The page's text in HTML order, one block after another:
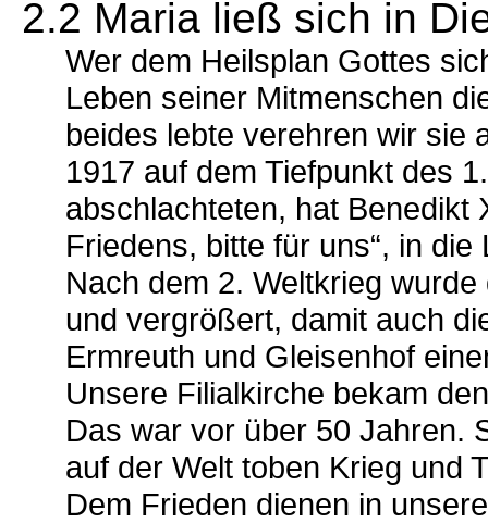
2.2 Maria ließ sich in
Wer dem Heilsplan Gottes
Leben seiner Mitmenschen
beides lebte verehren wir sie
1917 auf dem Tiefpunkt des
abschlachteten, hat Benedikt
Friedens, bitte für uns“, in
Nach dem 2. Weltkrieg
und vergrößert, damit auch
Ermreuth und Gleisenhof
Unsere Filialkirche bekam
Das war vor über 50 Jahren.
auf der Welt toben Krieg und
Dem Frieden dienen in